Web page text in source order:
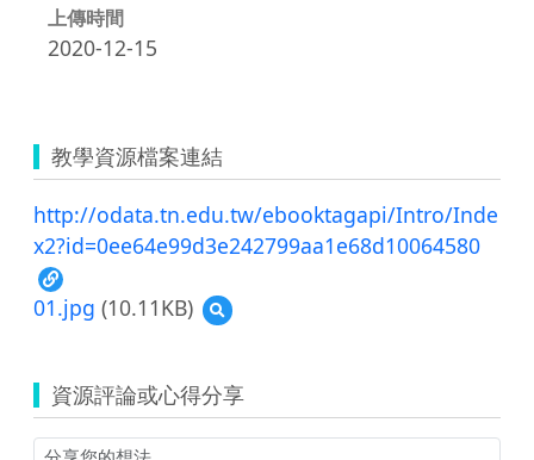
上傳時間
2020-12-15
教學資源檔案連結
http://odata.tn.edu.tw/ebooktagapi/Intro/Inde
x2?id=0ee64e99d3e242799aa1e68d10064580
01.jpg (10.11KB)
預
覽
資源評論或心得分享